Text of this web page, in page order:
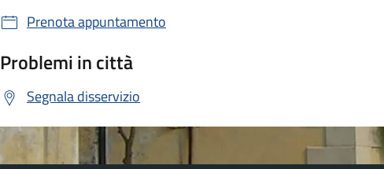
Prenota appuntamento
Problemi in città
Segnala disservizio